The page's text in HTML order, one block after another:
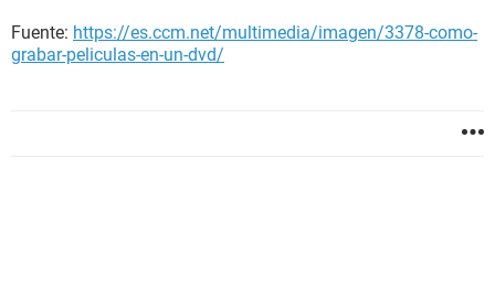
Fuente: https://es.ccm.net/multimedia/imagen/3378-como-
grabar-peliculas-en-un-dvd/